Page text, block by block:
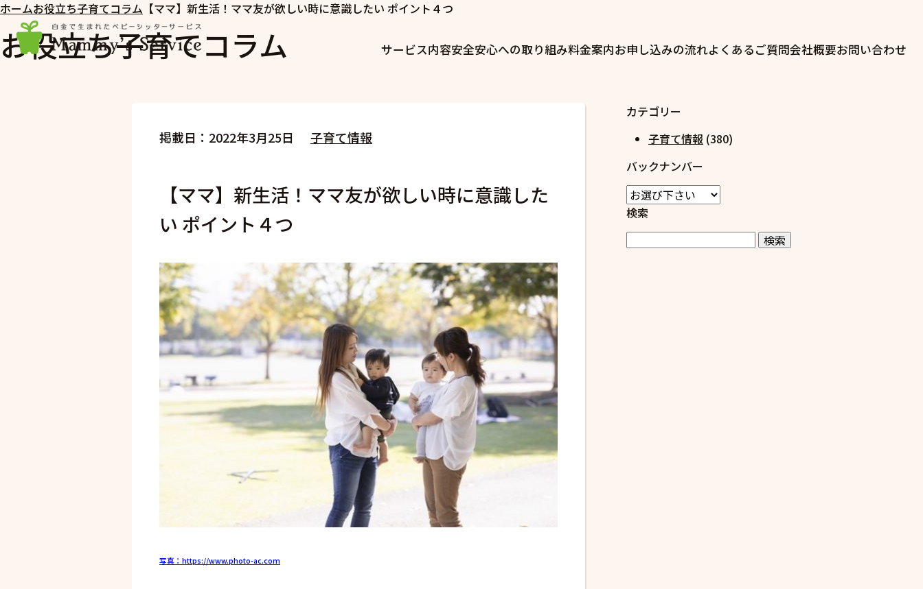
サービス内容安全安心への取り組み料金案内お申し込みの流れよくあるご質問会社概要お問い合わせ
ホームお役立ち子育てコラム 【ママ】新生活！ママ友が欲しい時に意識したい ポイント４つ
お役立ち子育てコラム
掲載日：2022年3月25日 子育て情報
【ママ】新生活！ママ友が欲しい時に意識した
い ポイント４つ
写真：https://www.photo-ac.com
カテゴリー
子育て情報 (380)
バックナンバー
検索